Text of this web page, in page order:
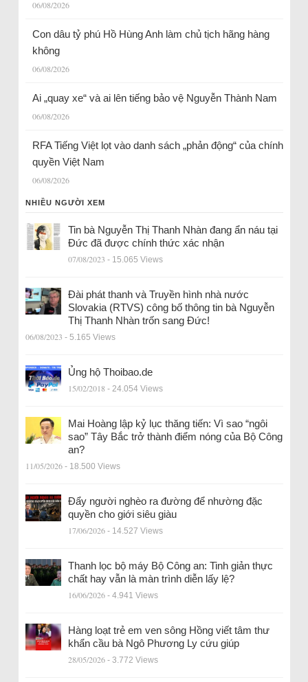
06/08/2026
Con dâu tỷ phú Hồ Hùng Anh làm chủ tịch hãng hàng
không
06/08/2026
Ai „quay xe“ và ai lên tiếng bảo vệ Nguyễn Thành Nam
06/08/2026
RFA Tiếng Việt lọt vào danh sách „phản động“ của chính
quyền Việt Nam
06/08/2026
NHIỀU NGƯỜI XEM
Tin bà Nguyễn Thị Thanh Nhàn đang ẩn náu tại
Đức đã được chính thức xác nhận
07/08/2023 - 15.065 Views
Đài phát thanh và Truyền hình nhà nước
Slovakia (RTVS) công bố thông tin bà Nguyễn
Thị Thanh Nhàn trốn sang Đức!
06/08/2023 - 5.165 Views
Ủng hộ Thoibao.de
15/02/2018 - 24.054 Views
Mai Hoàng lập kỷ lục thăng tiến: Vì sao “ngôi
sao” Tây Bắc trở thành điểm nóng của Bộ Công
an?
11/05/2026 - 18.500 Views
Đẩy người nghèo ra đường để nhường đặc
quyền cho giới siêu giàu
17/06/2026 - 14.527 Views
Thanh lọc bộ máy Bộ Công an: Tinh giản thực
chất hay vẫn là màn trình diễn lấy lệ?
16/06/2026 - 4.941 Views
Hàng loạt trẻ em ven sông Hồng viết tâm thư
khẩn cầu bà Ngô Phương Ly cứu giúp
28/05/2026 - 3.772 Views